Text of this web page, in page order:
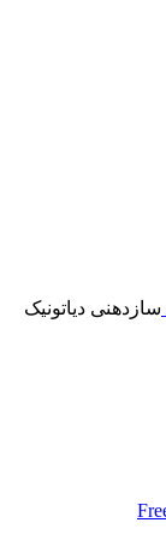
سازدهنی دیاتونیک